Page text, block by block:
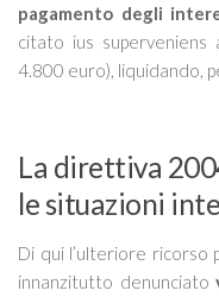
pagamento degli
citato ius
4.800 euro), liquidando,
La direttiva
le situazioni
Di qui l’ulteriore ricorso
innanzitutto denunciato